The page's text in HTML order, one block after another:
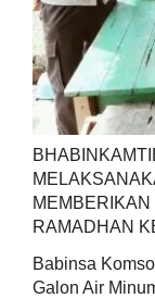
RAMADHAN
Babinsa
Galon Air